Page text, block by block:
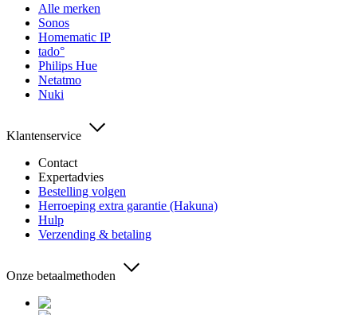
Alle merken
Sonos
Homematic IP
tado°
Philips Hue
Netatmo
Nuki
Klantenservice
Contact
Expertadvies
Bestelling volgen
Herroeping extra garantie (Hakuna)
Hulp
Verzending & betaling
Onze betaalmethoden